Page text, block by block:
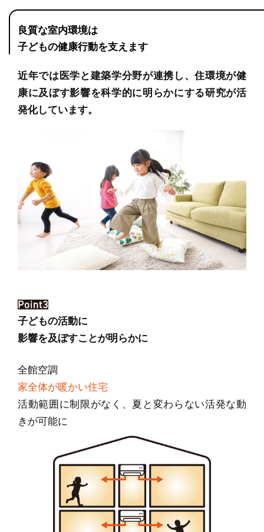
良質な室内環境は
子どもの健康行動を支えます
近年では医学と建築学分野が連携し、住環境が健
康に及ぼす影響を科学的に明らかにする研究が活
発化しています。
子どもの活動に
影響を及ぼすことが明らかに
全館空調
家全体が暖かい住宅
活動範囲に制限がなく、夏と変わらない活発な動
きが可能に